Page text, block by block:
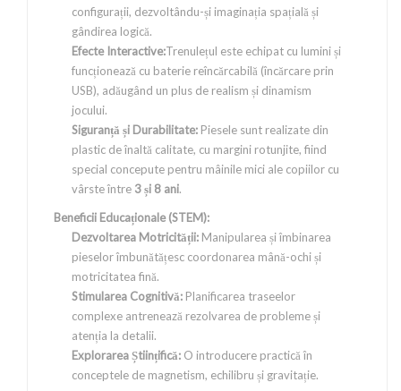
configurații, dezvoltându-și imaginația spațială și
gândirea logică.
Efecte Interactive:Trenulețul este echipat cu lumini și
funcționează cu baterie reîncărcabilă (încărcare prin
USB), adăugând un plus de realism și dinamism
jocului.
Siguranță și Durabilitate: Piesele sunt realizate din
plastic de înaltă calitate, cu margini rotunjite, fiind
special concepute pentru mâinile mici ale copiilor cu
vârste între 3 și 8 ani.
Beneficii Educaționale (STEM):
Dezvoltarea Motricității: Manipularea și îmbinarea
pieselor îmbunătățesc coordonarea mână-ochi și
motricitatea fină.
Stimularea Cognitivă: Planificarea traseelor
complexe antrenează rezolvarea de probleme și
atenția la detalii.
Explorarea Științifică: O introducere practică în
conceptele de magnetism, echilibru și gravitație.